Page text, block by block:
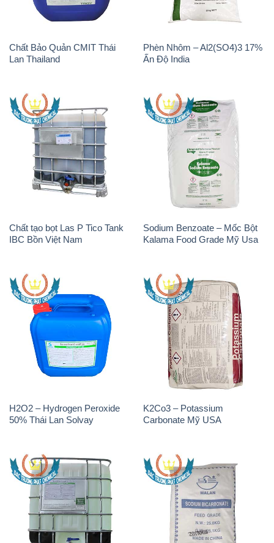
Chất tạo bọt Las P Tico Tank
IBC Bồn Việt Nam
Sodium Benzoate – Mốc Bột
Kalama Food Grade Mỹ Usa
H2O2 – Hydrogen Peroxide
50% Thái Lan Solvay
K2Co3 – Potassium
Carbonate Mỹ USA
H2O2 – Hydrogen Peroxide
50% Tank IBC Bồn Thái Lan
Solvay
Sodium Bicarbonate – Bicar
NaHCO3 Feed Grade Malan
Trung Quốc China